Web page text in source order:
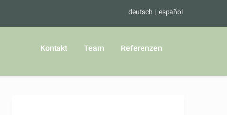
deutsch español
Kontakt Team Referenzen